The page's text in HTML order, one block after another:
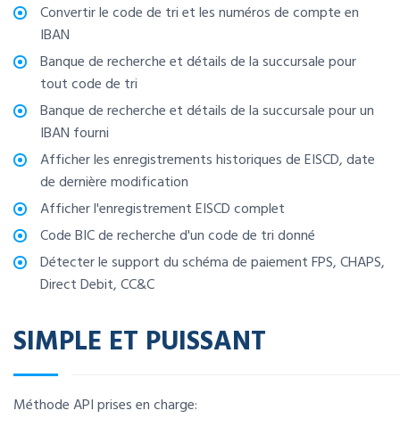
Convertir le code de tri et les numéros de compte en
IBAN
Banque de recherche et détails de la succursale pour
tout code de tri
Banque de recherche et détails de la succursale pour un
IBAN fourni
Afficher les enregistrements historiques de EISCD, date
de dernière modification
Afficher l'enregistrement EISCD complet
Code BIC de recherche d'un code de tri donné
Détecter le support du schéma de paiement FPS, CHAPS,
Direct Debit, CC&C
SIMPLE ET PUISSANT
Méthode API prises en charge: